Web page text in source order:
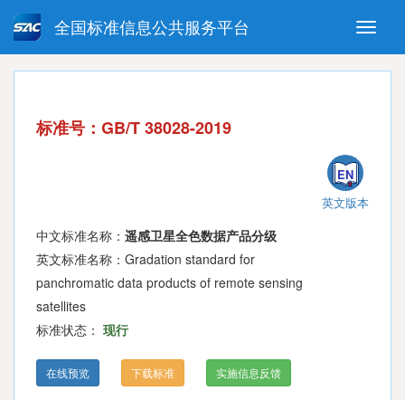
Toggle
全国标准信息公共服务平台
强制性国家标准 推荐性国家标准
指导性技术文件 (National standards in foreign
标准号：GB/T 38028-2019
EN
英文版本
中文标准名称： 遥感卫星全色数据产品分级
英文标准名称：Gradation standard for
panchromatic data products of remote sensing
satellites
标准状态： 现行
在线预览 下载标准 实施信息反馈